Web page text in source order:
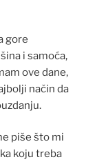
gore
i samoća,
ove dane,
način da
piše što mi
koju treba